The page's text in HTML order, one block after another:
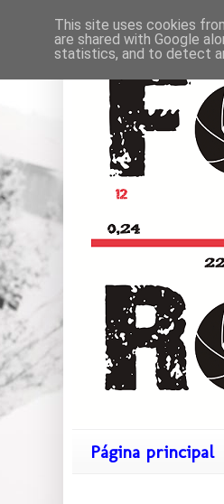
Página principal
This site uses cookies
are shared with Google
statistics, and to detect